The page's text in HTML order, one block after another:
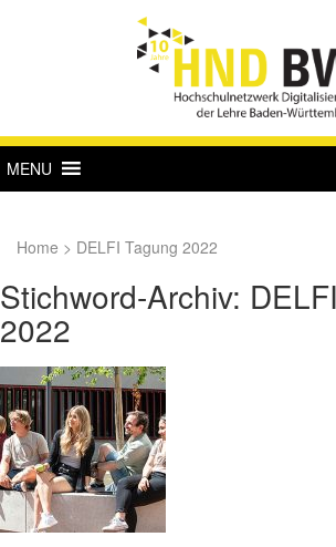
MENU
Home > DELFI Tagung 2022
Stichword-Archiv:
2022